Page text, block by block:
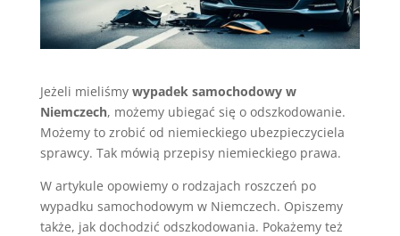
Jeżeli mieliśmy wypadek samochodowy w
Niemczech, możemy ubiegać się o odszkodowanie.
Możemy to zrobić od niemieckiego ubezpieczyciela
sprawcy. Tak mówią przepisy niemieckiego prawa.
W artykule opowiemy o rodzajach roszczeń po
wypadku samochodowym w Niemczech. Opiszemy
także, jak dochodzić odszkodowania. Pokażemy też